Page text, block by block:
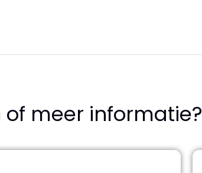
meer informatie?